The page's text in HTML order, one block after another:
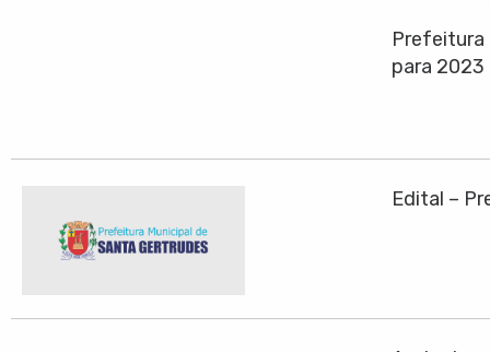
Prefeitura
para 2023
Edital –